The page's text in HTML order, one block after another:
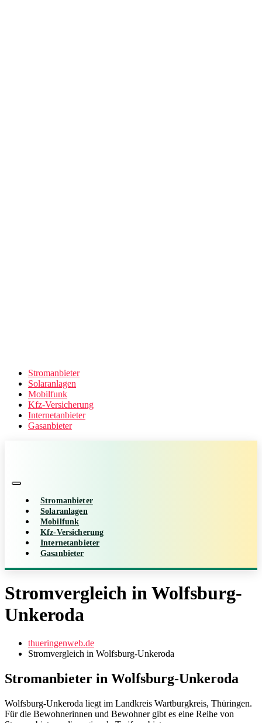
Stromanbieter
Solaranlagen
Mobilfunk
Kfz-Versicherung
Internetanbieter
Gasanbieter
Stromanbieter
Solaranlagen
Mobilfunk
Kfz-Versicherung
Internetanbieter
Gasanbieter
Stromvergleich in Wolfsburg-
Unkeroda
thueringenweb.de
Stromvergleich in Wolfsburg-Unkeroda
Stromanbieter in Wolfsburg-Unkeroda
Wolfsburg-Unkeroda liegt im Landkreis Wartburgkreis, Thüringen.
Für die Bewohnerinnen und Bewohner gibt es eine Reihe von